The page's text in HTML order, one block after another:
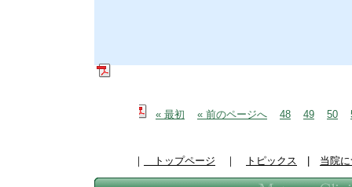
« 最初 « 前のページへ 48 49 50
｜ トップページ ｜ トピックス 当院